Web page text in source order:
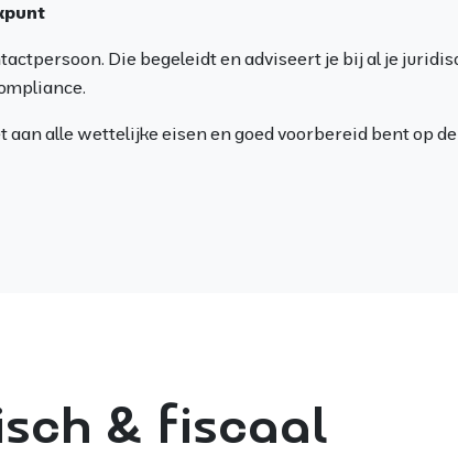
Die begeleidt en adviseert je bij al je
aan alle wettelijke eisen en goed voorbereid bent op
& fiscaal